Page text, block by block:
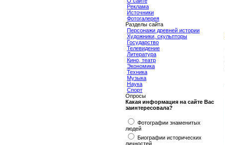
Реклама
Источники
Фотогалерея
Разделы сайта
Персонажи древней истории
Художники, скульпторы
Государство
Телевидение
Литература
Кино, театр
Экономика
Техника
Музыка
Наука
Спорт
Опросы
Какая информация на сайте Вас
заинтересовала?
Фотографии знаменитых
людей
Биографии исторических
личностей